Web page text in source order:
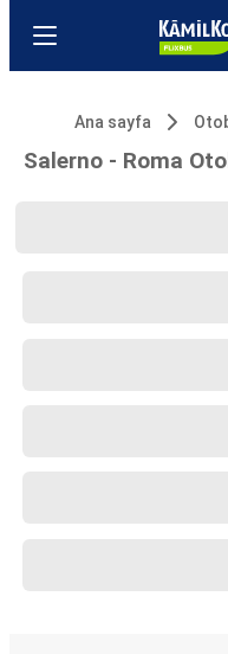
Ana sayfa
Salerno - Roma